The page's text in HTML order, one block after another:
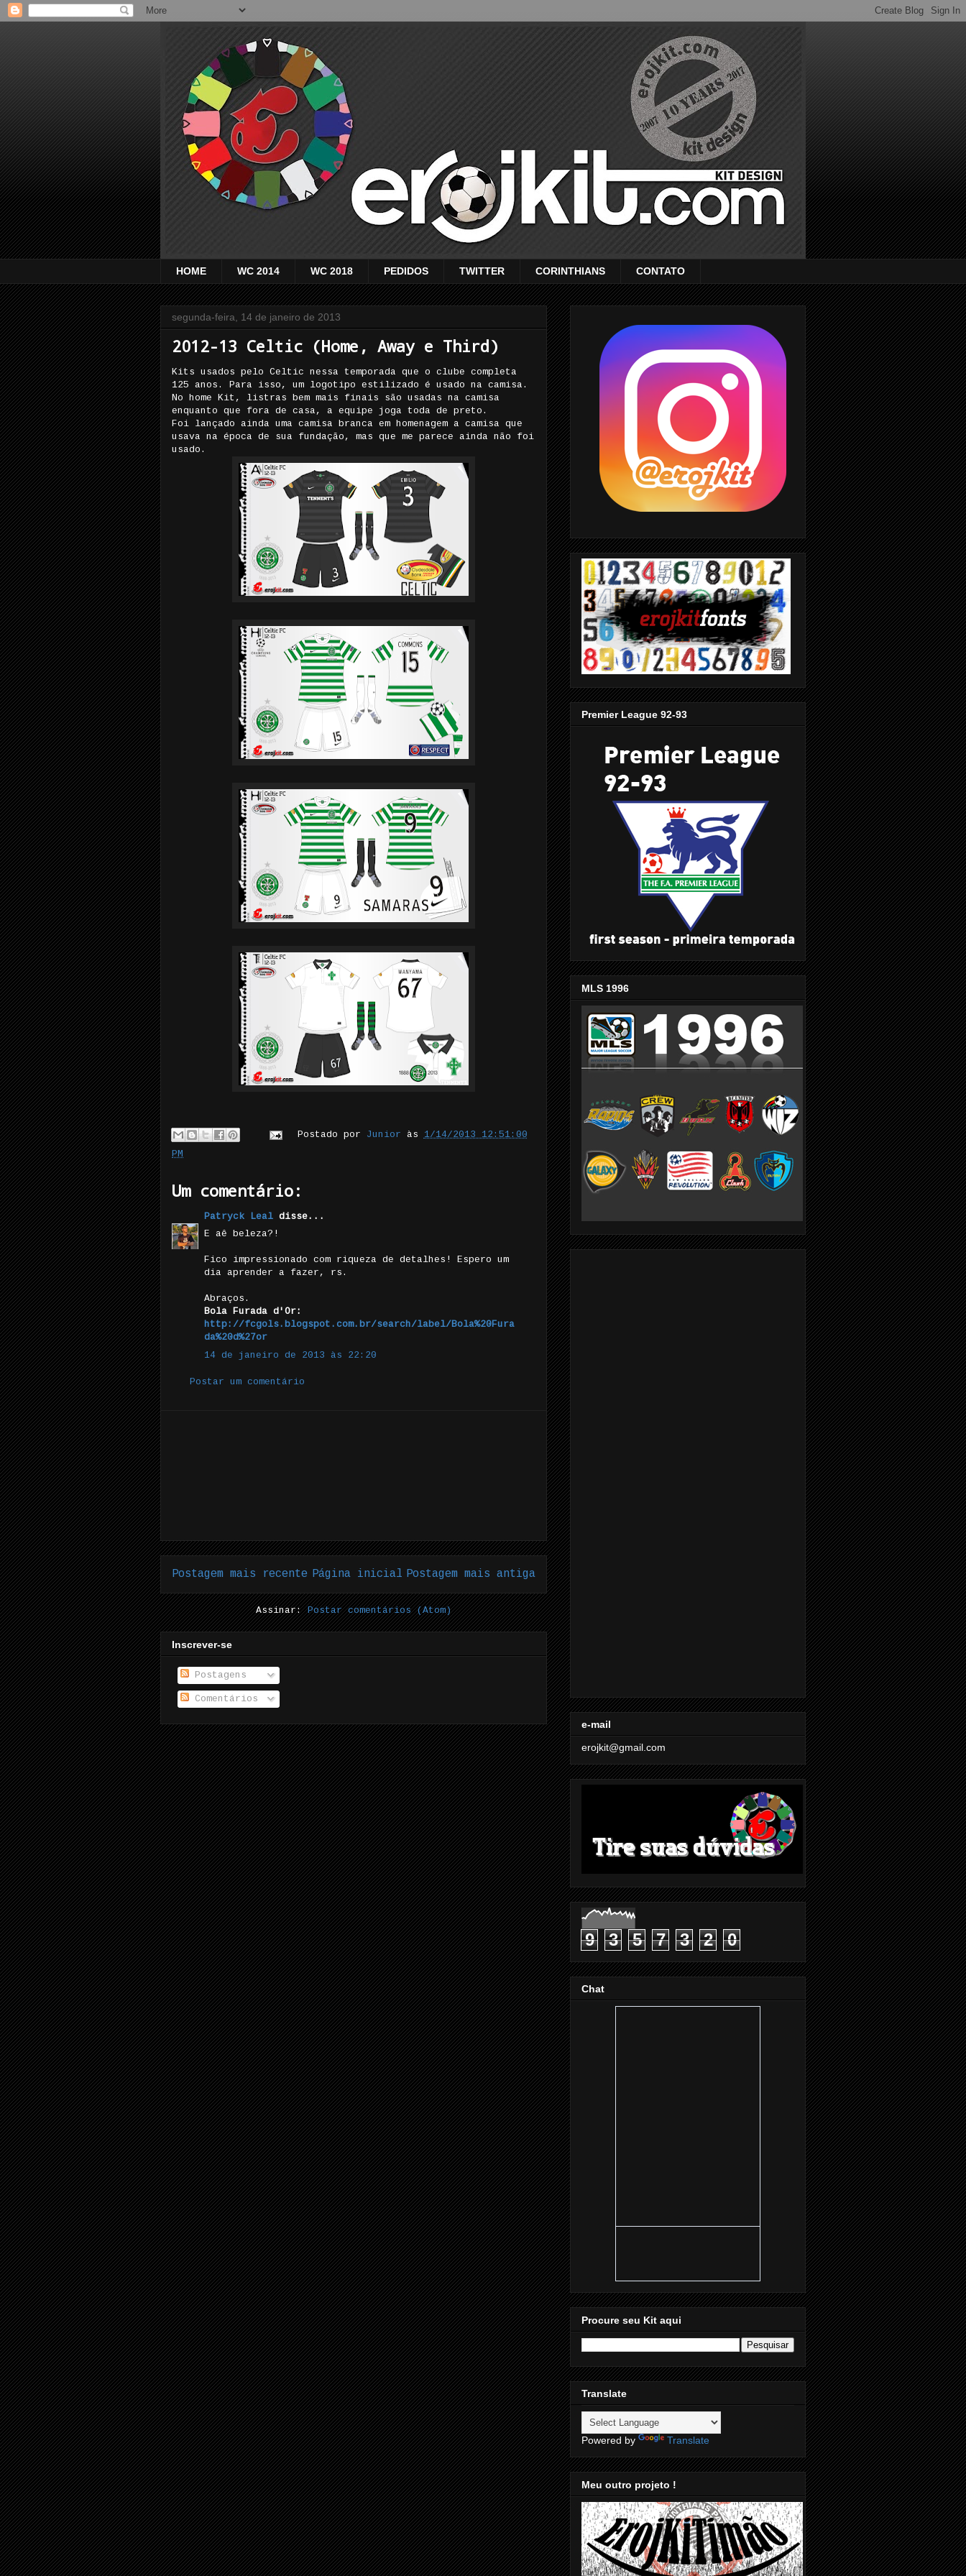
HOME WC 2014 WC 2018 PEDIDOS TWITTER CORINTHIANS CONTATO
segunda-feira, 14 de janeiro de 2013
2012-13 Celtic (Home, Away e Third)
Kits usados pelo Celtic nessa temporada que o clube completa
125 anos. Para isso, um logotipo estilizado é usado na camisa.
No home Kit, listras bem mais finais são usadas na camisa
enquanto que fora de casa, a equipe joga toda de preto.
Foi lançado ainda uma camisa branca em homenagem a camisa que
usava na época de sua fundação, mas que me parece ainda não foi
usado.
Postado por Junior às 1/14/2013 12:51:00
PM
Um comentário:
Patryck Leal disse...
E aê beleza?!
Fico impressionado com riqueza de detalhes! Espero um
dia aprender a fazer, rs.
Abraços.
Bola Furada d'Or:
http://fcgols.blogspot.com.br/search/label/Bola%20Fura
da%20d%27or
14 de janeiro de 2013 às 22:20
Postar um comentário
Postagem mais recente Postagem mais antiga
Página inicial
Assinar:Postar comentários (Atom)
Inscrever-se
Postagens
Comentários
Premier League 92-93
MLS 1996
e-mail
erojkit@gmail.com
9 3 5 7 3 2 0
Chat
Procure seu Kit aqui
Translate
Powered by Translate
Meu outro projeto !